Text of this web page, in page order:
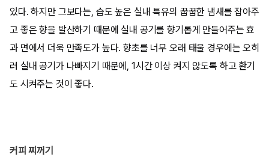
있다. 하지만 그보다는, 습도 높은 실내 특유의 꿉꿉한 냄새를 잡아주
고 좋은 향을 발산하기 때문에 실내 공기를 향기롭게 만들어주는 효
과 면에서 더욱 만족도가 높다. 향초를 너무 오래 태울 경우에는 오히
려 실내 공기가 나빠지기 때문에, 1시간 이상 켜지 않도록 하고 환기
도 시켜주는 것이 좋다.
커피 찌꺼기